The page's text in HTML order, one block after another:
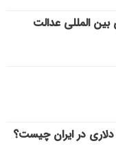
المللی عدالت
در ایران چیست؟